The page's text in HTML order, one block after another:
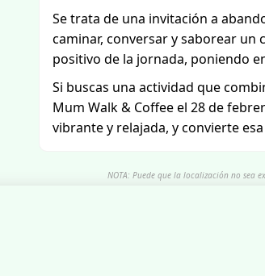
Se trata de una invitación a
caminar, conversar y saborear un
positivo de la jornada, poniendo
Si buscas una actividad que
Mum Walk & Coffee el 28 de
vibrante y relajada, y convierte
NOTA: Puede que la localización no sea